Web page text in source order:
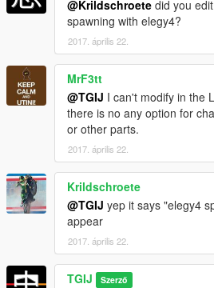
1.1 - Fixed Readme
Contact:
https://www.facebook.com/
https://twitter.com/TGI_J
https://www.youtube.com/c/tgi_justin
https://www.instagram.com/
@Krildschroete did you
spawning with elegy4?
2017. április 22.
MrF3tt
@TGIJ I can't modify in the
there is no any option for
or other parts.
2017. április 22.
Krildschroete
@TGIJ yep it says "elegy4
appear
2017. április 22.
TGIJ Szerző